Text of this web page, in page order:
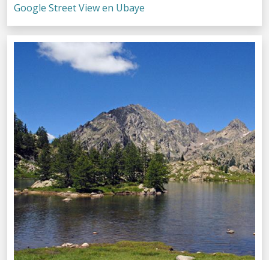
Google Street View en Ubaye